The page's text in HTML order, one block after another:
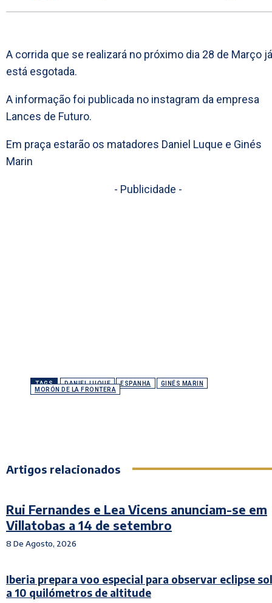
A corrida que se realizará no próximo dia 28 de Março já
está esgotada.
A informação foi publicada no instagram da empresa
Lances de Futuro.
Em praça estarão os matadores Daniel Luque e Ginés
Marin
- Publicidade -
TAGS DANIEL LUQUE ESPANHA
GINÉS MARIN
MORÓN DE LA FRONTERA
Artigos relacionados
Rui Fernandes e Lea Vicens anunciam-se em
Villatobas a 14 de setembro
8 De Agosto, 2026
Iberia prepara voo especial para observar eclipse
a 10 quilómetros de altitude